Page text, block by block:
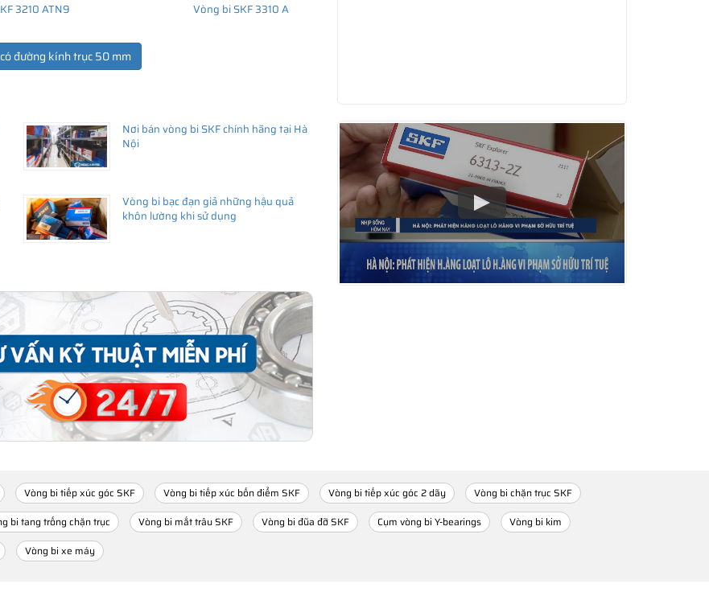
3210 ATN9 Vòng bi SKF 3310 A
đường kính trục 50 mm
Nơi bán vòng bi SKF chính hãng tại Hà
Nội
Vòng bi bạc đạn giả những hậu quả
khôn lường khi sử dụng
Vòng bi tiếp xúc góc SKF Vòng bi tiếp xúc bốn điểm SKF Vòng bi tiếp xúc góc 2 dãy
Vòng bi chặn trục SKF
bi tang trống chặn trục Vòng bi mắt trâu SKF Vòng bi đũa đỡ SKF Cụm vòng bi Y-bearings
Vòng bi kim
Vòng bi xe máy